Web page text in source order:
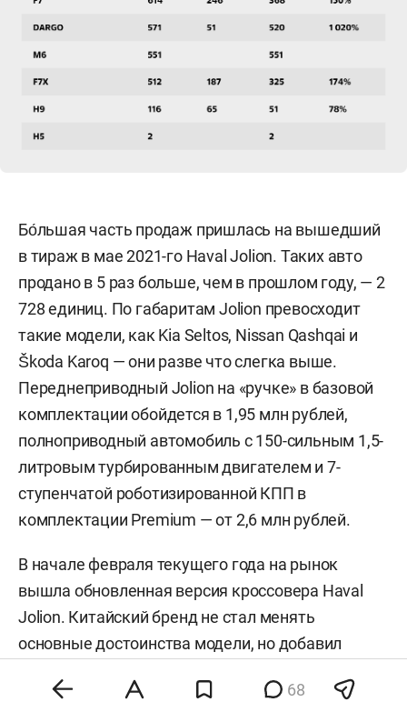
Бо́льшая часть продаж пришлась на вышедший
в тираж в мае 2021-го Haval Jolion. Таких авто
продано в 5 раз больше, чем в прошлом году, — 2
728 единиц. По габаритам Jolion превосходит
такие модели, как Kia Seltos, Nissan Qashqai и
Škoda Karoq — они разве что слегка выше.
Переднеприводный Jolion на «ручке» в базовой
комплектации обойдется в 1,95 млн рублей,
полноприводный автомобиль с 150-сильным 1,5-
литровым турбированным двигателем и 7-
ступенчатой роботизированной КПП в
комплектации Premium — от 2,6 млн рублей.
В начале февраля текущего года на рынок
вышла обновленная версия кроссовера Haval
Jolion. Китайский бренд не стал менять
основные достоинства модели, но добавил
радиатора с вертикальными ламелями и
68